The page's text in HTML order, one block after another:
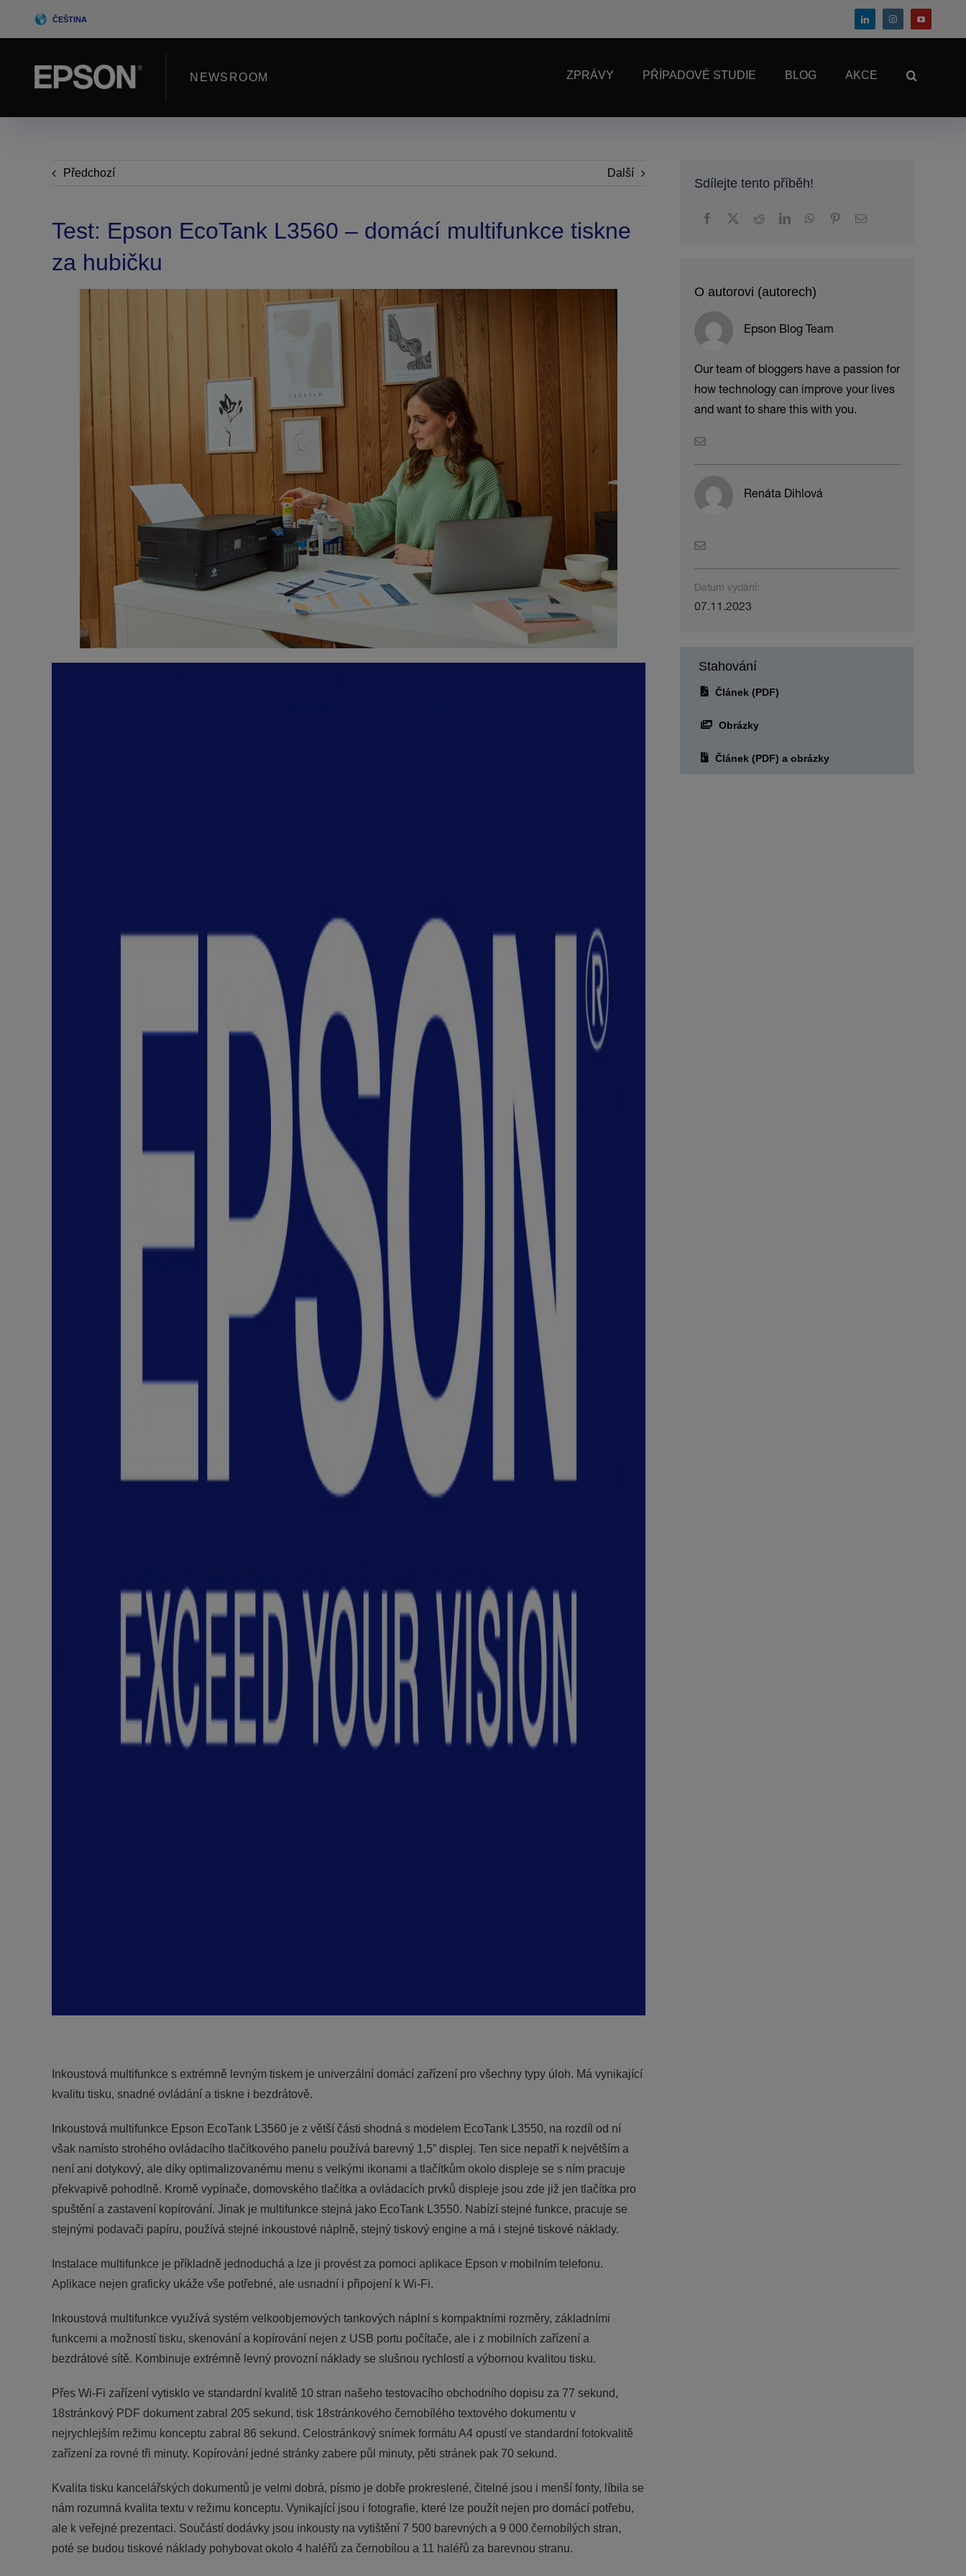
ČEŠTINA
NEWSROOM ZPRÁVY PŘÍPADOVÉ STUDIE BLOG AKCE
Předchozí Další
Test: Epson EcoTank L3560 – domácí multifunkce tiskne
za hubičku
Inkoustová multifunkce s extrémně levným tiskem je univerzální domácí zařízení pro všechny typy úloh. Má vynikající
kvalitu tisku, snadné ovládání a tiskne i bezdrátově.
Inkoustová multifunkce Epson EcoTank L3560 je z větší části shodná s modelem EcoTank L3550, na rozdíl od ní
však namísto strohého ovládacího tlačítkového panelu používá barevný 1,5” displej. Ten sice nepatří k největším a
není ani dotykový, ale díky optimalizovanému menu s velkými ikonami a tlačítkům okolo displeje se s ním pracuje
překvapivě pohodlně. Kromě vypínače, domovského tlačítka a ovládacích prvků displeje jsou zde již jen tlačítka pro
spuštění a zastavení kopírování. Jinak je multifunkce stejná jako EcoTank L3550. Nabízí stejné funkce, pracuje se
stejnými podavači papíru, používá stejné inkoustové náplně, stejný tiskový engine a má i stejné tiskové náklady.
Instalace multifunkce je příkladně jednoduchá a lze ji provést za pomoci aplikace Epson v mobilním telefonu.
Aplikace nejen graficky ukáže vše potřebné, ale usnadní i připojení k Wi-Fi.
Inkoustová multifunkce využívá systém velkoobjemových tankových náplní s kompaktními rozměry, základními
funkcemi a možností tisku, skenování a kopírování nejen z USB portu počítače, ale i z mobilních zařízení a
bezdrátové sítě. Kombinuje extrémně levný provozní náklady se slušnou rychlostí a výbornou kvalitou tisku.
Přes Wi-Fi zařízení vytisklo ve standardní kvalitě 10 stran našeho testovacího obchodního dopisu za 77 sekund,
18stránkový PDF dokument zabral 205 sekund, tisk 18stránkového černobílého textového dokumentu v
nejrychlejším režimu konceptu zabral 86 sekund. Celostránkový snímek formátu A4 opustí ve standardní fotokvalitě
zařízení za rovné tři minuty. Kopírování jedné stránky zabere půl minuty, pěti stránek pak 70 sekund.
Kvalita tisku kancelářských dokumentů je velmi dobrá, písmo je dobře prokreslené, čitelné jsou i menší fonty, líbila se
nám rozumná kvalita textu v režimu konceptu. Vynikající jsou i fotografie, které lze použít nejen pro domácí potřebu,
ale k veřejné prezentaci. Součástí dodávky jsou inkousty na vytištění 7 500 barevných a 9 000 černobílých stran,
poté se budou tiskové náklady pohybovat okolo 4 haléřů za černobílou a 11 haléřů za barevnou stranu.
Sdílejte tento příběh!
O autorovi (autorech)
Epson Blog Team
Our team of bloggers have a passion for
how technology can improve your lives
and want to share this with you.
Renáta Dihlová
Datum vydání:
07.11.2023
Stahování
Článek (PDF)
Obrázky
Článek (PDF) a obrázky